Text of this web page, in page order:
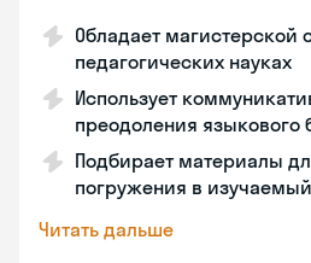
Обладает магистерской
педагогических науках
Использует
преодоления языкового
Подбирает материалы
погружения в
Читать дальше